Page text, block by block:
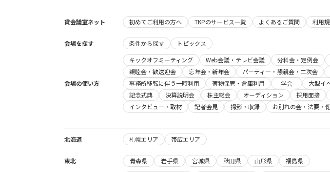
貸会議室ネット 初めてご利用の方へ TKPのサービス一覧 よくあるご質問 利用
会場を探す 条件から探す トピックス
会場の使い方
キックオフミーティング Web会議・テレビ会議 分科会・定例会
親睦会・歓送迎会
忘年会・新年会 パーティー・懇親会・二次会
事務所移転に伴う一時利用
荷物保管・倉庫利用 学会 大型イ
記念式典
決算説明会 株主総会 オーディション 採用面接
インタビュー・取材
記者会見 撮影・収録 お別れの会・法要・
北海道 札幌エリア 帯広エリア
東北 青森県 岩手県 宮城県 秋田県 山形県 福島県